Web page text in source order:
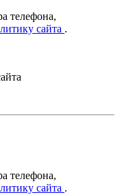
телефона,
сайта .
телефона,
сайта .